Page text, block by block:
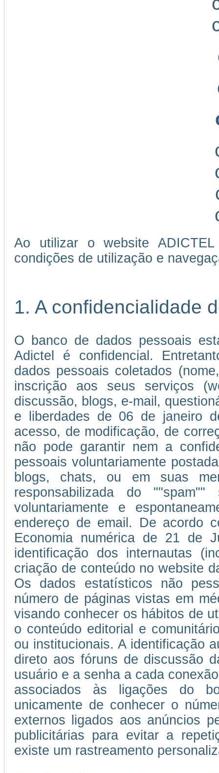
Ao utilizar o website
condições de utilização e
1. A confidencialidade
O banco de dados pessoais
Adictel é confidencial.
dados pessoais coletados
inscrição aos seus serviços
discussão, blogs, e-mail,
e liberdades de 06 de janeiro
acesso, de modificação, de
não pode garantir nem a
pessoais voluntariamente
blogs, chats, ou em suas
responsabilizada do
voluntariamente e
endereço de email. De acordo
Economia numérica de 21 de
identificação dos internautas
criação de conteúdo no website
Os dados estatísticos não
número de páginas vistas em
visando conhecer os hábitos de
o conteúdo editorial e
ou institucionais. A identificação
direto aos fóruns de discussão
usuário e a senha a cada
associados às ligações do
unicamente de conhecer o
externos ligados aos anúncios
publicitárias para evitar a
existe um rastreamento